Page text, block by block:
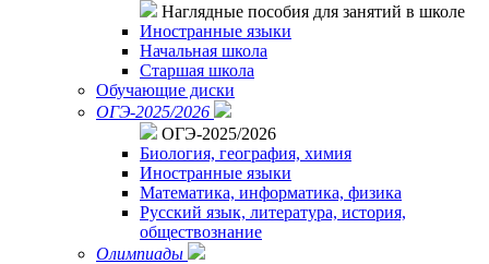
Наглядные пособия для занятий в школе
Иностранные языки
Начальная школа
Старшая школа
Обучающие диски
ОГЭ-2025/2026
ОГЭ-2025/2026
Биология, география, химия
Иностранные языки
Математика, информатика, физика
Русский язык, литература, история,
обществознание
Олимпиады